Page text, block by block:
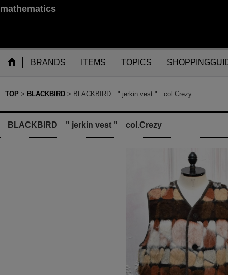
mathematics
BRANDS ITEMS TOPICS
TOP > BLACKBIRD > BLACKBIRD " jerkin vest " col.Crezy
BLACKBIRD " jerkin vest " col.Crezy